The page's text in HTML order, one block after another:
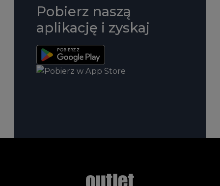
Pobierz naszą
aplikację i zyskaj